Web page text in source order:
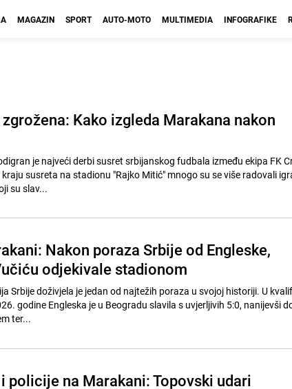
MAGAZIN SPORT AUTO-MOTO MULTIMEDIA INFOGRAFIKE
Kako izgleda Marakana nakon
je najveći derbi susret srbijanskog fudbala između ekipa FK
susreta na stadionu "Rajko Mitić" mnogo su se više radovali
su slav...
Nakon poraza Srbije od Engleske,
odjekivale stadionom
Srbije doživjela je jedan od najtežih poraza u svojoj historiji. U
godine Engleska je u Beogradu slavila s uvjerljivih 5:0, nanijevši
ter...
policije na Marakani: Topovski udari